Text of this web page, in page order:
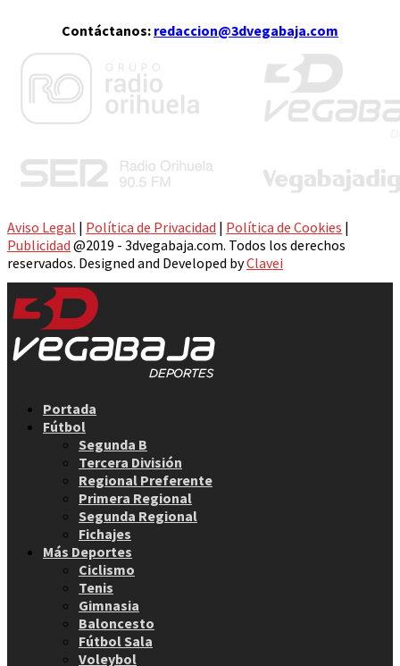
Contáctanos: redaccion@3dvegabaja.com
Aviso Legal | Política de Privacidad | Política de Cookies |
Publicidad @2019 - 3dvegabaja.com. Todos los derechos
reservados. Designed and Developed byClavei
Portada
Fútbol
Segunda B
Tercera División
Regional Preferente
Primera Regional
Segunda Regional
Fichajes
Más Deportes
Ciclismo
Tenis
Gimnasia
Baloncesto
Fútbol Sala
Voleybol